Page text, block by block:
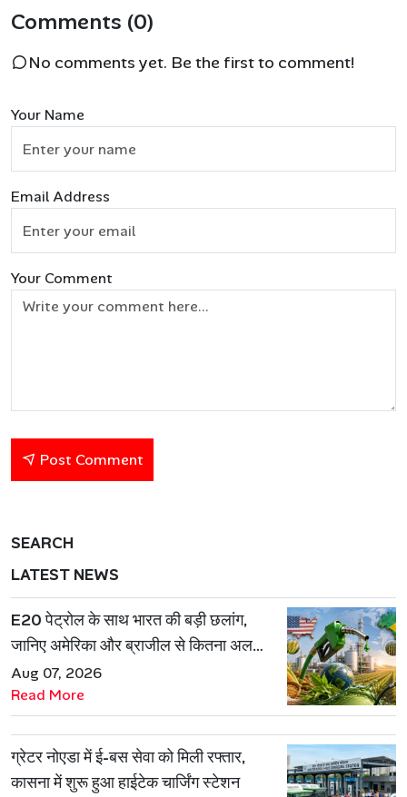
Comments (0)
No comments yet. Be the first to comment!
Your Name
Email Address
Your Comment
Post Comment
SEARCH
LATEST NEWS
E20 पेट्रोल के साथ भारत की बड़ी छलांग,
जानिए अमेरिका और ब्राजील से कितना अलग
है एथेनॉल मॉडल
Aug 07, 2026
Read More
ग्रेटर नोएडा में ई-बस सेवा को मिली रफ्तार,
कासना में शुरू हुआ हाईटेक चार्जिंग स्टेशन